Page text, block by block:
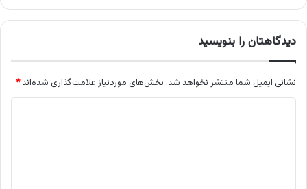
دیدگاهتان را بنویسید
نشانی ایمیل شما منتشر نخواهد شد. بخش‌های موردنیاز علامت‌گذاری شده‌اند*